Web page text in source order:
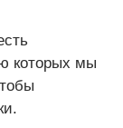
которых мы